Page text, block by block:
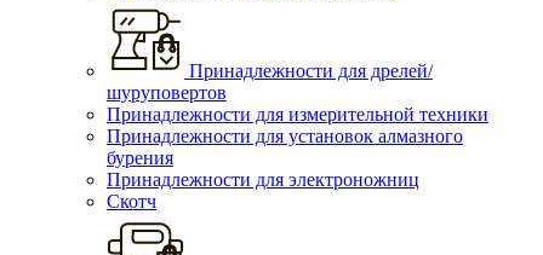
Принадлежности для дрелей/
шуруповертов
Принадлежности для измерительной техники
Принадлежности для установок алмазного
бурения
Принадлежности для электроножниц
Скотч